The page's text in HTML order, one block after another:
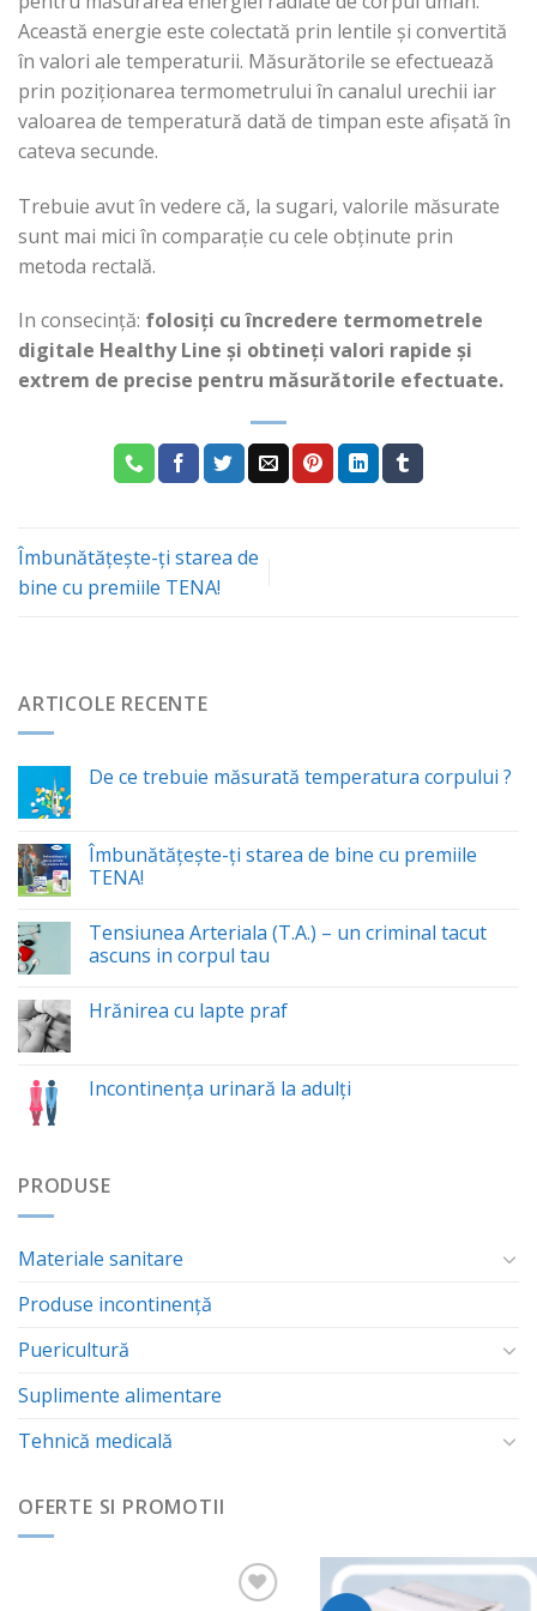
ARTICOLE RECENTE
De ce trebuie măsurată temperatura corpului ?
Îmbunătăţeşte-ţi starea de bine cu premiile
TENA!
Tensiunea Arteriala (T.A.) – un criminal tacut
ascuns in corpul tau
Hrănirea cu lapte praf
Incontinența urinară la adulți
PRODUSE
Materiale sanitare
Produse incontinență
Puericultură
Suplimente alimentare
Tehnică medicală
OFERTE SI PROMOTII
Această energie este colectată prin lentile şi convertită
în valori ale temperaturii. Măsurătorile se efectuează
prin poziționarea termometrului în canalul urechii iar
valoarea de temperatură dată de timpan este afișată în
cateva secunde.
Trebuie avut în vedere că, la sugari, valorile măsurate
sunt mai mici în comparație cu cele obținute prin
metoda rectală.
In consecință: folosiți cu încredere termometrele
digitale Healthy Line și obtineți valori rapide și
extrem de precise pentru măsurătorile efectuate.
Îmbunătăţeşte-ţi starea de
bine cu premiile TENA!